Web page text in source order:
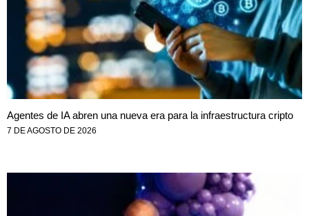
Agentes de IA abren una nueva era para la infraestructura cripto
7 DE AGOSTO DE 2026